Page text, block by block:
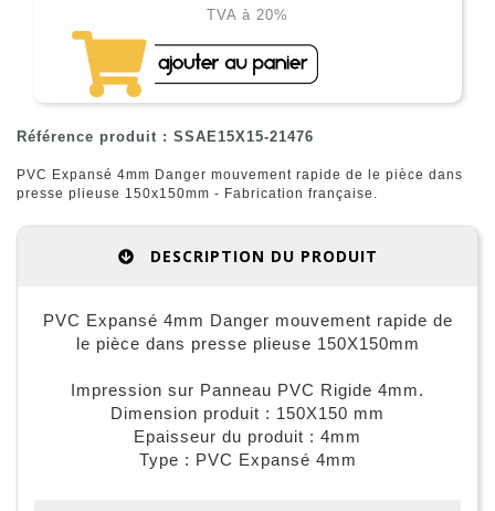
TVA à 20%
Référence produit : SSAE15X15-21476
PVC Expansé 4mm Danger mouvement rapide de le pièce dans
presse plieuse 150x150mm - Fabrication française.
DESCRIPTION DU PRODUIT
PVC Expansé 4mm Danger mouvement rapide de
le pièce dans presse plieuse 150X150mm
Impression sur Panneau PVC Rigide 4mm.
Dimension produit : 150X150 mm
Epaisseur du produit : 4mm
Type : PVC Expansé 4mm